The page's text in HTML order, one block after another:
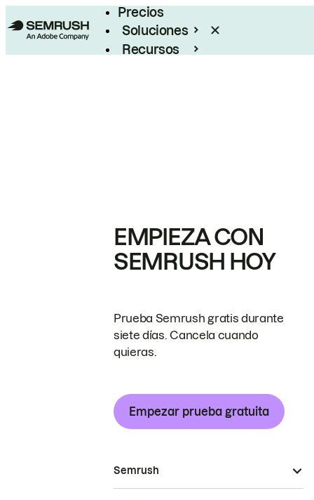
Precios
Soluciones
Recursos
EMPIEZA CON
SEMRUSH HOY
Prueba Semrush gratis durante
siete días. Cancela cuando
quieras.
Empezar prueba gratuita
Semrush